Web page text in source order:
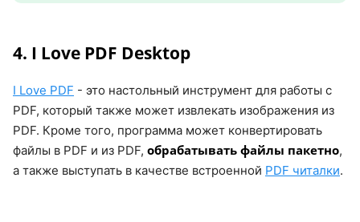
4. I Love PDF Desktop
I Love PDF - это настольный инструмент для работы с
PDF, который также может извлекать изображения из
PDF. Кроме того, программа может конвертировать
файлы в PDF и из PDF, обрабатывать файлы пакетно,
а также выступать в качестве встроенной PDF читалки.